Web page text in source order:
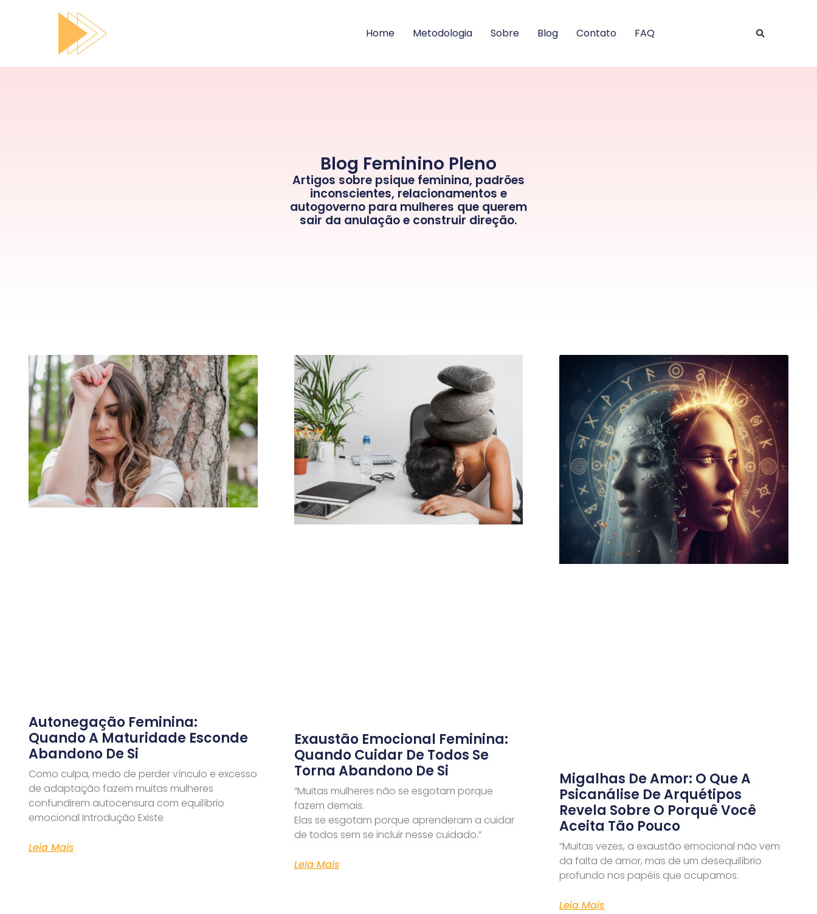
Home Metodologia Sobre Blog Contato FAQ
Blog Feminino Pleno
Artigos sobre psique feminina, padrões
inconscientes, relacionamentos e
autogoverno para mulheres que querem
sair da anulação e construir direção.
Autonegação Feminina:
Quando A Maturidade Esconde
Abandono De Si
Como culpa, medo de perder vínculo e excesso
de adaptação fazem muitas mulheres
confundirem autocensura com equilíbrio
emocional Introdução Existe
Leia Mais
Exaustão Emocional Feminina:
Quando Cuidar De Todos Se
Torna Abandono De Si
“Muitas mulheres não se esgotam porque
fazem demais.
Elas se esgotam porque aprenderam a cuidar
de todos sem se incluir nesse cuidado.”
Leia Mais
Migalhas De Amor: O Que A
Psicanálise De Arquétipos
Revela Sobre O Porquê Você
Aceita Tão Pouco
“Muitas vezes, a exaustão emocional não vem
da falta de amor, mas de um desequilíbrio
profundo nos papéis que ocupamos.
Leia Mais